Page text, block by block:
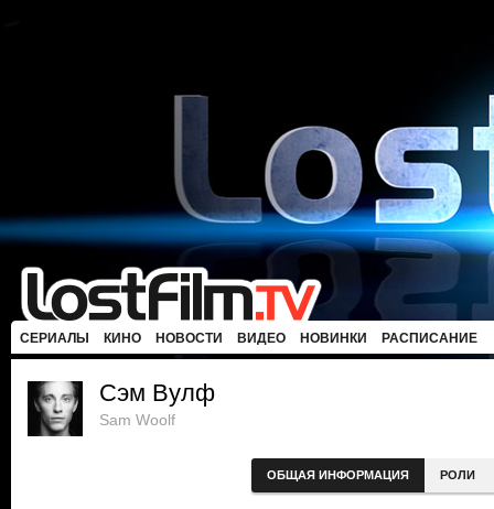
СЕРИАЛЫ КИНО НОВОСТИ ВИДЕО НОВИНКИ РАСПИСАНИЕ
Сэм Вулф
Sam Woolf
ОБЩАЯ ИНФОРМАЦИЯ РОЛИ